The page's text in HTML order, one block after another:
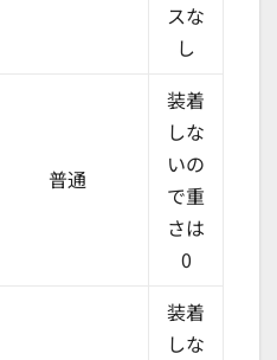
スな
し
普通
装着
しな
いの
で重
さは
0
装着
しな